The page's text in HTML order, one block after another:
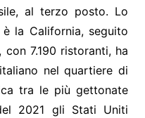
al terzo posto. Lo
la California, seguito
7.190 ristoranti, ha
nel quartiere di
tra le più gettonate
2021 gli Stati Uniti